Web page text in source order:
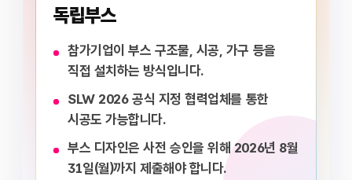
독립부스
참가기업이 부스 구조물, 시공, 가구 등을
직접 설치하는 방식입니다.
SLW 2026 공식 지정 협력업체를 통한
시공도 가능합니다.
부스 디자인은 사전 승인을 위해 2026년 8월
31일(월)까지 제출해야 합니다.